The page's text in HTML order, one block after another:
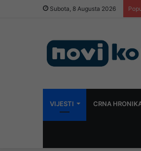
Subota, 8 Augusta 2026
VIJESTI CRNA